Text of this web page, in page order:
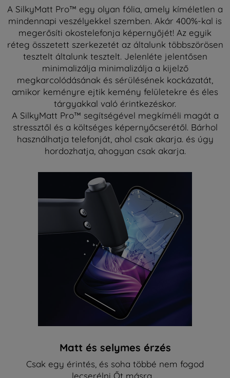
A SilkyMatt Pro™ egy olyan fólia, amely kíméletlen a
mindennapi veszélyekkel szemben. Akár 400%-kal is
megerősíti okostelefonja képernyőjét! Az egyik
réteg összetett szerkezetét az általunk többszörösen
tesztelt általunk tesztelt. Jelenléte jelentősen
minimalizálja minimalizálja a kijelző
megkarcolódásának és sérülésének kockázatát,
amikor keményre ejtik kemény felületekre és éles
tárgyakkal való érintkezéskor.
A SilkyMatt Pro™ segítségével megkíméli magát a
stressztől és a költséges képernyőcserétől. Bárhol
használhatja telefonját, ahol csak akarja. és úgy
hordozhatja, ahogyan csak akarja.
Matt és selymes érzés
Csak egy érintés, és soha többé nem fogod